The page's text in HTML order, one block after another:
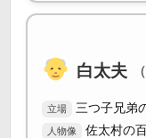
白太夫
立場 三つ子兄弟
人物像
佐太村の